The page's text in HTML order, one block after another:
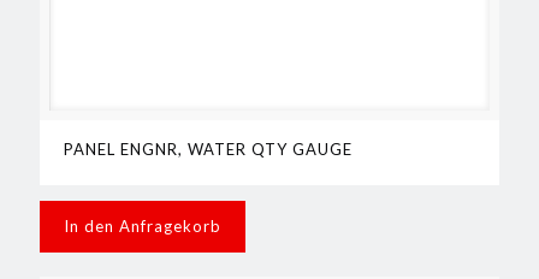
PANEL ENGNR, WATER QTY GAUGE
In den Anfragekorb